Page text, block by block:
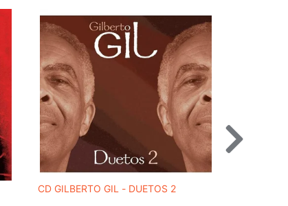
CD GILBERTO GIL - DUETOS 2